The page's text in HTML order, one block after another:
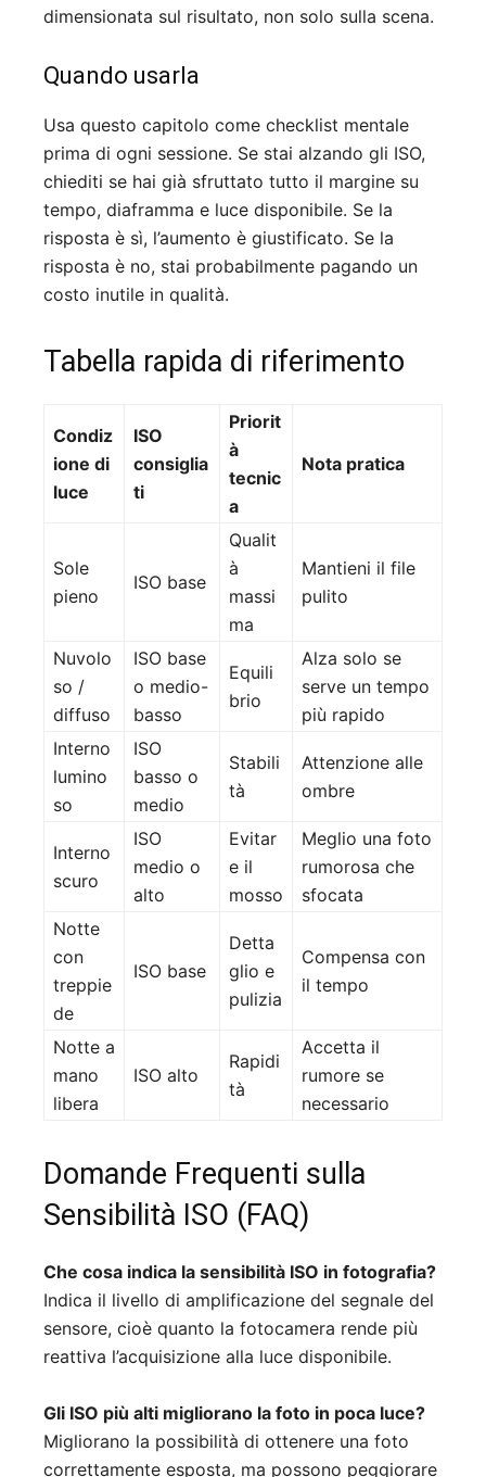
dimensionata sul risultato, non solo sulla scena.
Quando usarla
Usa questo capitolo come checklist mentale
prima di ogni sessione. Se stai alzando gli ISO,
chiediti se hai già sfruttato tutto il margine su
tempo, diaframma e luce disponibile. Se la
risposta è sì, l’aumento è giustificato. Se la
risposta è no, stai probabilmente pagando un
costo inutile in qualità.
Tabella rapida di riferimento
Condiz
ione di
luce
ISO
consiglia
ti
Priorit
à
tecnic
a
Nota pratica
Sole
pieno
ISO base
Qualit
à
massi
ma
Mantieni il file
pulito
Nuvolo
so /
diffuso
ISO base
o medio-
basso
Equili
brio
Alza solo se
serve un tempo
più rapido
Interno
lumino
so
ISO
basso o
medio
Stabili
tà
Attenzione alle
ombre
Interno
scuro
ISO
medio o
alto
Evitar
e il
mosso
Meglio una foto
rumorosa che
sfocata
Notte
con
treppie
de
ISO base
Detta
glio e
pulizia
Compensa con
il tempo
Notte a
mano
libera
ISO alto
Rapidi
tà
Accetta il
rumore se
necessario
Domande Frequenti sulla
Sensibilità ISO (FAQ)
Che cosa indica la sensibilità ISO in fotografia?
Indica il livello di amplificazione del segnale del
sensore, cioè quanto la fotocamera rende più
reattiva l’acquisizione alla luce disponibile.
Gli ISO più alti migliorano la foto in poca luce?
Migliorano la possibilità di ottenere una foto
correttamente esposta, ma possono peggiorare